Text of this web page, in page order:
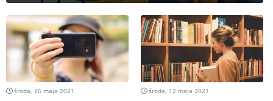
środa, 26 maja 2021 środa, 12 maja 2021